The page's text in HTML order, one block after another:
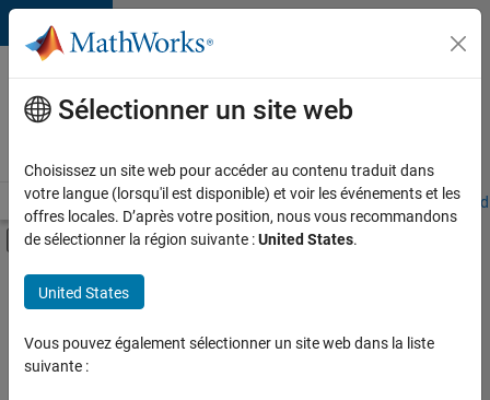
Passer au contenu
Votre
carrière
chez
Accueil Explorer nos opportunités Adresses de nos bureaux
Activer/désactiver l'affichage du menu
Contenu principal
FILTRER PAR
Support avancé
Technologies de l’information
Gestion des programmes
Sélectionner un site web
Choisissez un site web pour accéder au contenu traduit dans
votre langue (lorsqu'il est disponible) et voir les événements et les
offres locales. D’après votre position, nous vous recommandons
de sélectionner la région suivante :United States.
United States
Vous pouvez également sélectionner un site web dans la liste
suivante :